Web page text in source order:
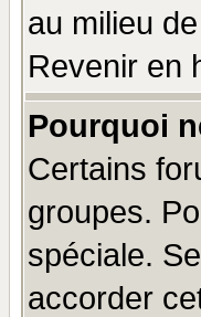
au milieu
Revenir en
Pourquoi
Certains
groupes.
spéciale.
accorder